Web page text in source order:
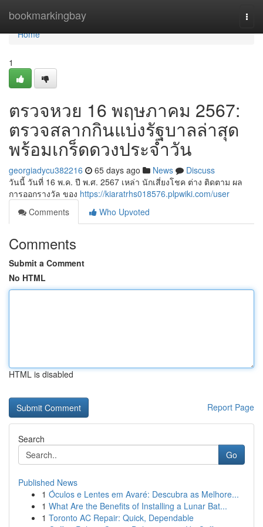
bookmarkingbay
Home
Home
1
ตรวจหวย 16 พฤษภาคม 2567:
ตรวจสลากกินแบ่งรัฐบาลล่าสุด
พร้อมเกร็ดดวงประจำวัน
georgiadycu382216 65 days ago News
Discuss
วันนี้ วันที่ 16 พ.ค. ปี พ.ศ. 2567 เหล่า นักเสี่ยงโชค ต่าง ติดตาม ผล
การออกรางวัล ของ https://kiaratrhs018576.plpwiki.com/user
Comments
Who Upvoted
Comments
Submit a Comment
No HTML
HTML is disabled
Report Page
Search
Go
Published News
1 Óculos e Lentes em Avaré: Descubra as Melhore...
1 What Are the Benefits of Installing a Lunar Bat...
1 Toronto AC Repair: Quick, Dependable